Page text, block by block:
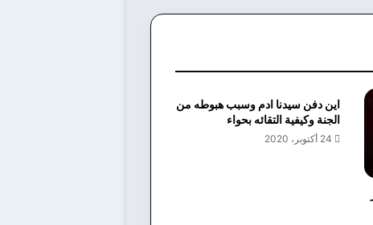
اين دفن سيدنا ادم وسبب هبوطه من
الجنة وكيفية التقائه بحواء
24 أكتوبر، 2020